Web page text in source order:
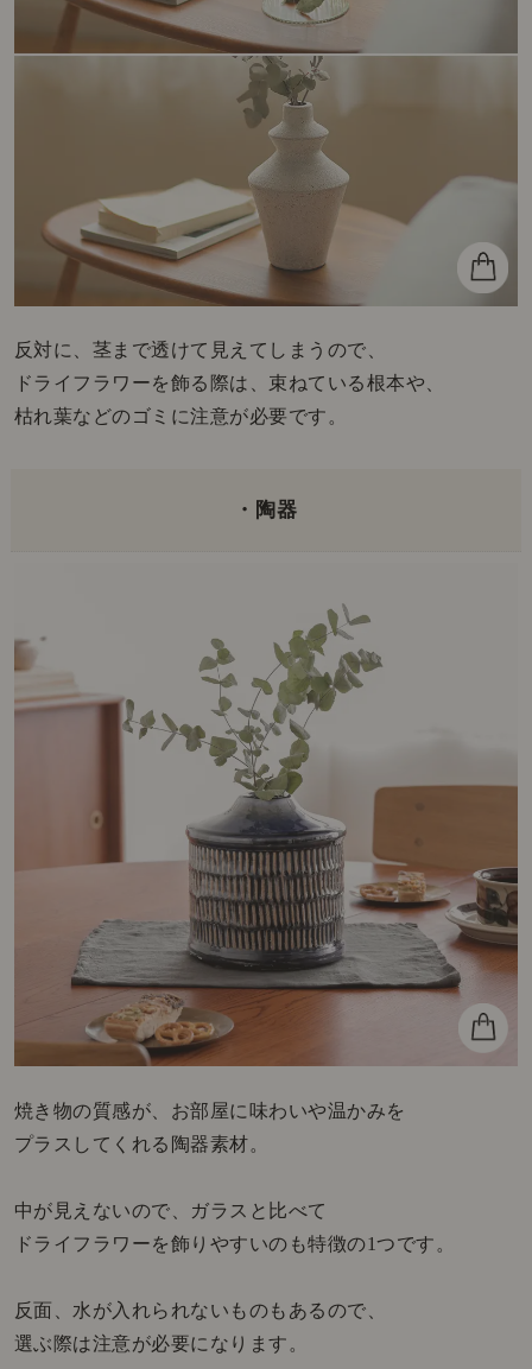
反対に、茎まで透けて見えてしまうので、
ドライフラワーを飾る際は、束ねている根本や、
枯れ葉などのゴミに注意が必要です。
・陶器
焼き物の質感が、お部屋に味わいや温かみを
プラスしてくれる陶器素材。
中が見えないので、ガラスと比べて
ドライフラワーを飾りやすいのも特徴の1つです。
反面、水が入れられないものもあるので、
選ぶ際は注意が必要になります。